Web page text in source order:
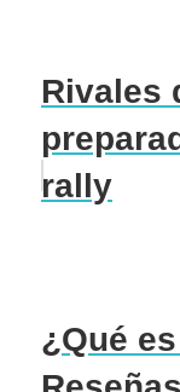
Rivales
rally
¿Qué